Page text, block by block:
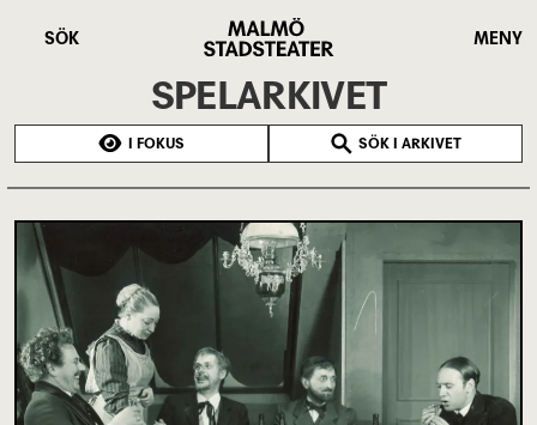
SÖK
Stadsteater
MENY
SPELARKIVET
I FOKUS SÖK I ARKIVET